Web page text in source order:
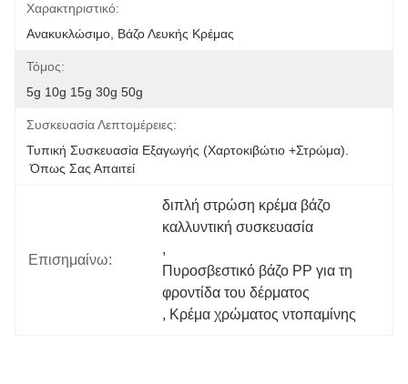
Χαρακτηριστικό:
Ανακυκλώσιμο, Βάζο Λευκής Κρέμας
Τόμος:
5g 10g 15g 30g 50g
Συσκευασία Λεπτομέρειες:
Τυπική Συσκευασία Εξαγωγής (χαρτοκιβώτιο +στρώμα).
Όπως Σας Απαιτεί
Επισημαίνω:
διπλή στρώση κρέμα βάζο
καλλυντική συσκευασία
,
Πυροσβεστικό βάζο PP για τη
φροντίδα του δέρματος
, Κρέμα χρώματος ντοπαμίνης